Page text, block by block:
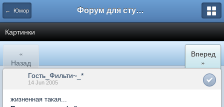
← Юмор Форум для студента СГА
Картинки
«
Назад
Вперед
»
Гость_Фильти~_*
14 Jun 2005
жизненная такая...